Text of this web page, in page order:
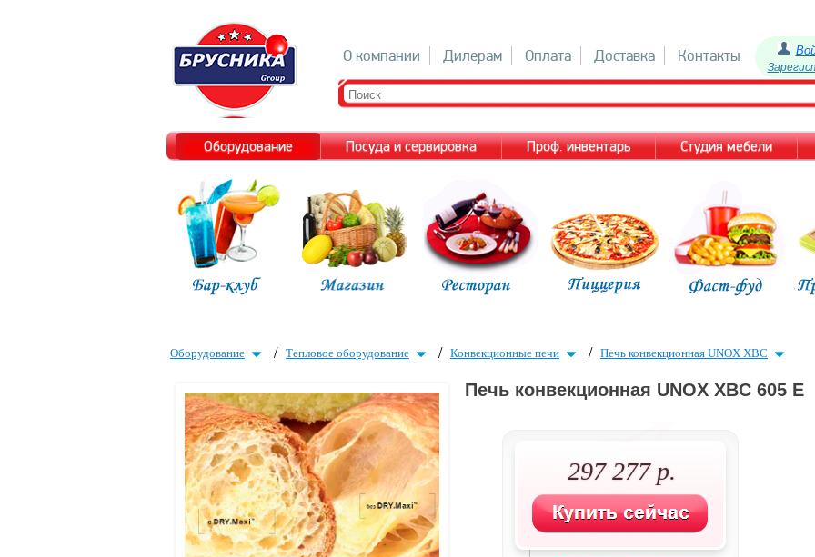
О компании Дилерам Оплата Доставка Контакты
Оборудование Посуда и сервировка Проф. инвентарь Студия мебели
Оборудование / Тепловое оборудование / Конвекционные печи / Печь конвекционная UNOX XBC
Печь конвекционная UNOX XBC 605 Е
297 277 р.